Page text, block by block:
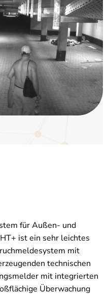
für Außen- und
ist ein sehr leichtes
mit
technischen
mit integrierten
Überwachung